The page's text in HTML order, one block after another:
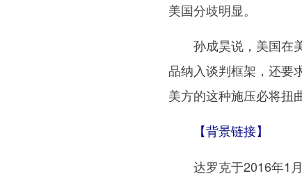
美国分歧明显。
孙成昊说，美国在美
品纳入谈判框架，还要
美方的这种施压必将扭
【背景链接】
达罗克于2016年1月